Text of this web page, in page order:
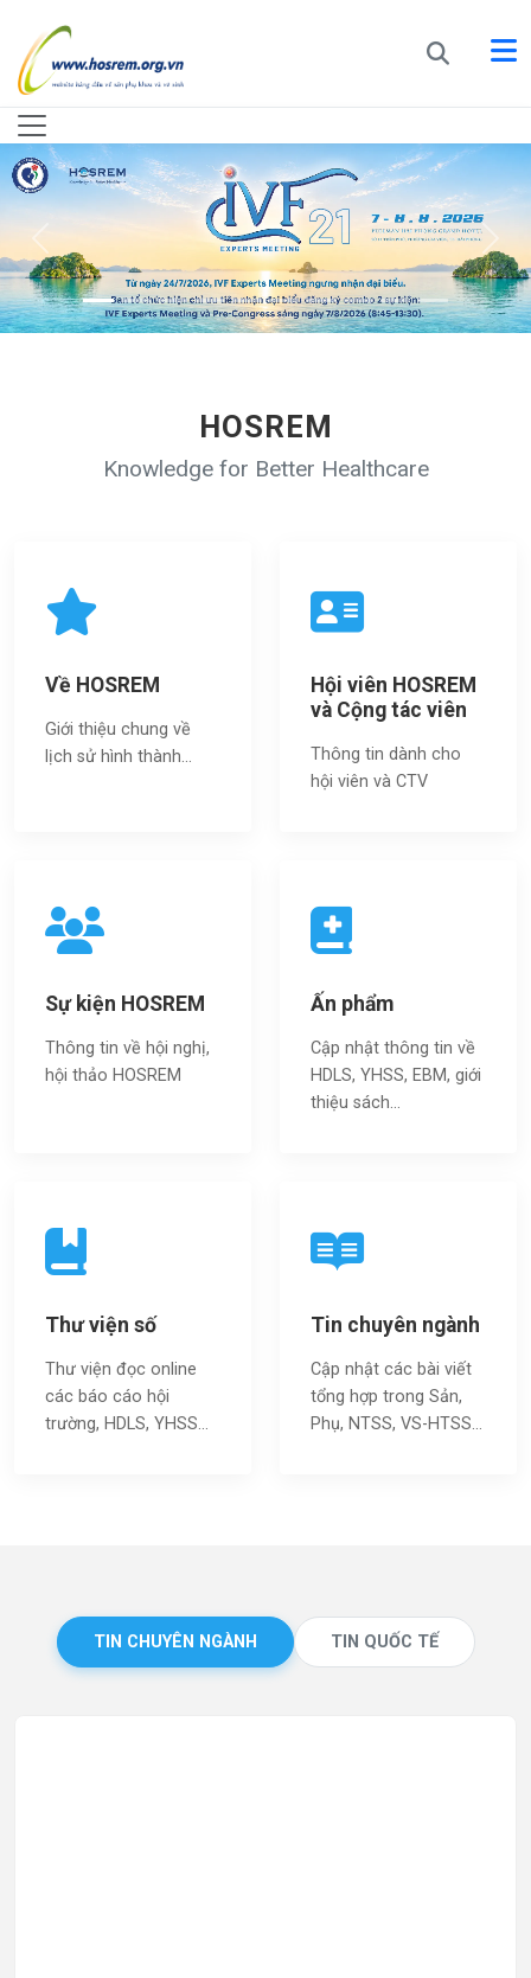
HOSREM
Knowledge for Better Healthcare
Về HOSREM
Giới thiệu chung về
lịch sử hình thành...
Hội viên HOSREM
và Cộng tác viên
Thông tin dành cho
hội viên và CTV
Sự kiện HOSREM
Thông tin về hội nghị,
hội thảo HOSREM
Ấn phẩm
Cập nhật thông tin về
HDLS, YHSS, EBM, giới
thiệu sách…
Thư viện số
Thư viện đọc online
các báo cáo hội
trường, HDLS, YHSS…
Tin chuyên ngành
Cập nhật các bài viết
tổng hợp trong Sản,
Phụ, NTSS, VS-HTSS...
TIN CHUYÊN NGÀNH TIN QUỐC TẾ